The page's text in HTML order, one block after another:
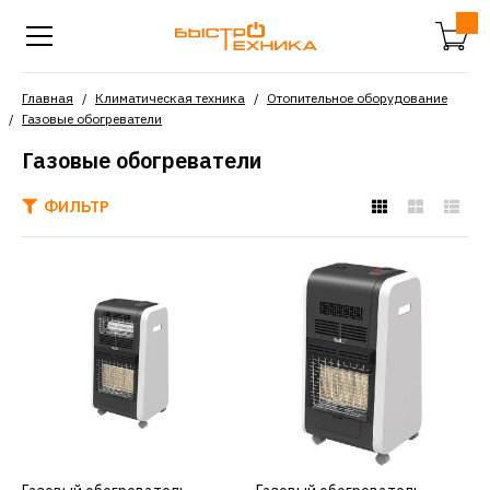
Главная Климатическая техника
Отопительное оборудование
Газовые обогреватели
Газовые обогреватели
ФИЛЬТР
Газовый обогреватель
BALLU BIGH-55 H
16590р.
КУПИТЬ